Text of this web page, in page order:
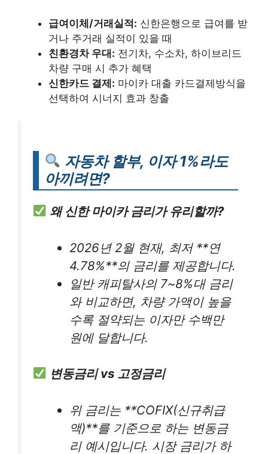
급여이체/거래실적: 신한은행으로 급여를 받
거나 주거래 실적이 있을 때
친환경차 우대: 전기차, 수소차, 하이브리드
차량 구매 시 추가 혜택
신한카드 결제: 마이카 대출 카드결제방식을
선택하여 시너지 효과 창출
자동차 할부, 이자 1%라도
아끼려면?
왜 신한 마이카 금리가 유리할까?
2026년 2월 현재, 최저 **연
4.78%**의 금리를 제공합니다.
일반 캐피탈사의 7~8%대 금리
와 비교하면, 차량 가액이 높을
수록 절약되는 이자만 수백만
원에 달합니다.
변동금리 vs 고정금리
위 금리는 **COFIX(신규취급
액)**를 기준으로 하는 변동금
리 예시입니다. 시장 금리가 하